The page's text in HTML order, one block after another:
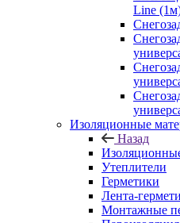
Line
Изоляционные
Назад
Утеплители
Герметики
Лента-
Монтажные